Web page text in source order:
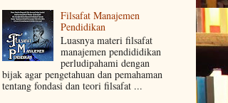
Filsafat Manajemen
Pendidikan
Luasnya materi filsafat
manajemen pendididikan
perludipahami dengan
bijak agar pengetahuan dan pemahaman
tentang fondasi dan teori filsafat ...